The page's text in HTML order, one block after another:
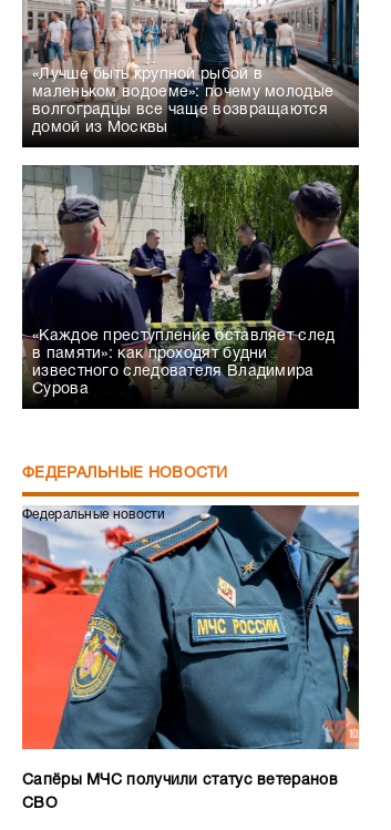
«Лучше быть крупной рыбой в
маленьком водоеме»: почему молодые
волгоградцы все чаще возвращаются
домой из Москвы
«Каждое преступление оставляет след
в памяти»: как проходят будни
известного следователя Владимира
Сурова
ФЕДЕРАЛЬНЫЕ НОВОСТИ
Федеральные новости
Сапёры МЧС получили статус ветеранов
СВО